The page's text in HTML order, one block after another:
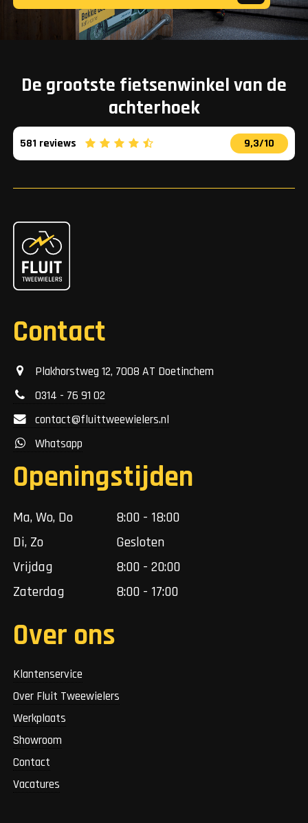
De grootste fietsenwinkel van de
achterhoek
581 reviews 9,3/10
Contact
Plakhorstweg 12, 7008 AT Doetinchem
0314 - 76 91 02
contact@fluittweewielers.nl
Whatsapp
Openingstijden
Ma, Wo, Do
8:00 - 18:00
Di, Zo
Gesloten
Vrijdag
8:00 - 20:00
Zaterdag
8:00 - 17:00
Over ons
Klantenservice
Over Fluit Tweewielers
Werkplaats
Showroom
Contact
Vacatures